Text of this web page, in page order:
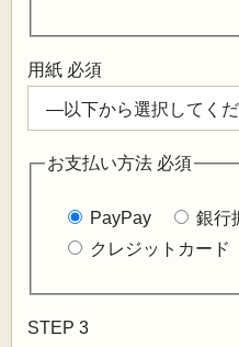
用紙 必須
お支払い方法 必須
PayPay 銀行
クレジットカード
STEP 3